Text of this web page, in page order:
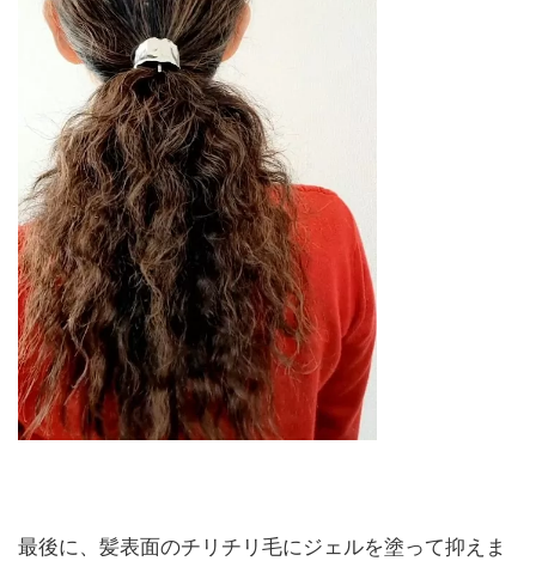
最後に、髪表面のチリチリ毛にジェルを塗って抑えま